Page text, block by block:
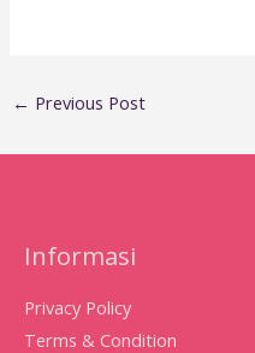
← Previous Post
Informasi
Privacy Policy
Terms & Condition